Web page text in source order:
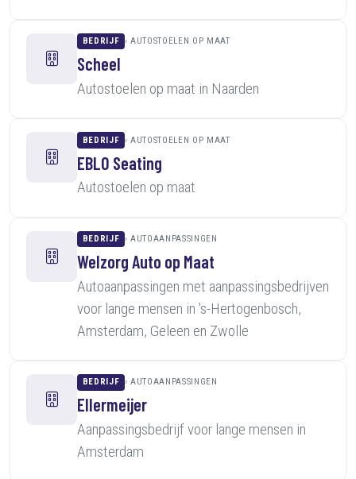
BEDRIJF AUTOSTOELEN OP MAAT
Scheel
Autostoelen op maat in Naarden
BEDRIJF AUTOSTOELEN OP MAAT
EBLO Seating
Autostoelen op maat
BEDRIJF AUTOAANPASSINGEN
Welzorg Auto op Maat
Autoaanpassingen met aanpassingsbedrijven
voor lange mensen in 's-Hertogenbosch,
Amsterdam, Geleen en Zwolle
BEDRIJF AUTOAANPASSINGEN
Ellermeijer
Aanpassingsbedrijf voor lange mensen in
Amsterdam